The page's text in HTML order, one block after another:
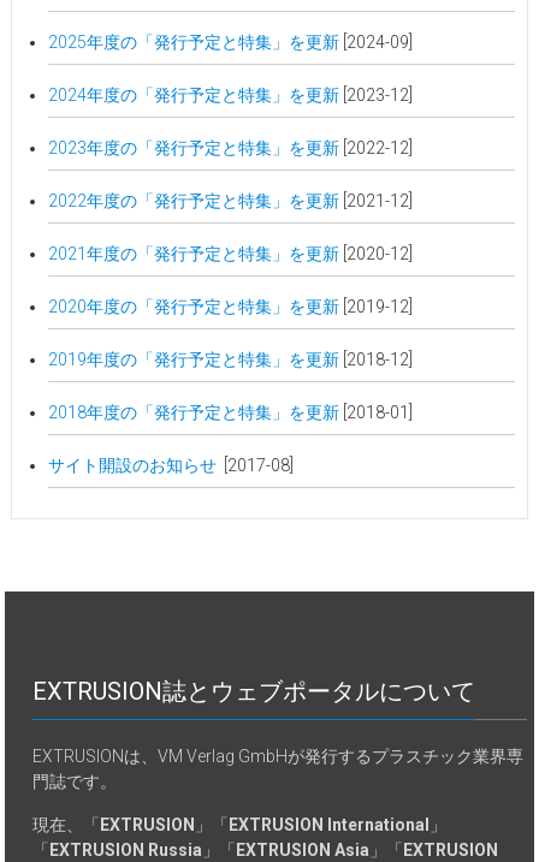
2025年度の「発行予定と特集」を更新[2024-09]
2024年度の「発行予定と特集」を更新[2023-12]
2023年度の「発行予定と特集」を更新[2022-12]
2022年度の「発行予定と特集」を更新[2021-12]
2021年度の「発行予定と特集」を更新[2020-12]
2020年度の「発行予定と特集」を更新[2019-12]
2019年度の「発行予定と特集」を更新 [2018-12]
2018年度の「発行予定と特集」を更新 [2018-01]
サイト開設のお知らせ [2017-08]
EXTRUSION誌とウェブポータルについて
EXTRUSIONは、VM Verlag GmbHが発行するプラスチック業界専
門誌です。
現在、「 EXTRUSION 」「 EXTRUSION International
」
「 EXTRUSION Russia 」「 EXTRUSION Asia 」「 EXTRUSION